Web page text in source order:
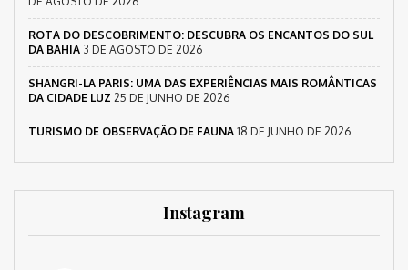
ROTA DO DESCOBRIMENTO: DESCUBRA OS ENCANTOS DO SUL
DA BAHIA 3 DE AGOSTO DE 2026
SHANGRI-LA PARIS: UMA DAS EXPERIÊNCIAS MAIS ROMÂNTICAS
DA CIDADE LUZ 25 DE JUNHO DE 2026
TURISMO DE OBSERVAÇÃO DE FAUNA 18 DE JUNHO DE 2026
Instagram